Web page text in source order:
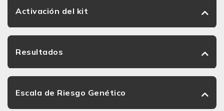
Activación del kit
Resultados
Escala de Riesgo Genético